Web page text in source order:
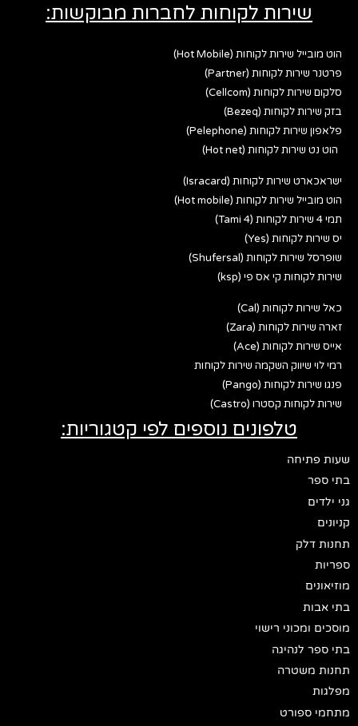
שירות לקוחות לחברות מבוקשות:
הוט מובייל שירות לקוחות (Hot Mobile)
פרטנר שירות לקוחות (Partner)
סלקום שירות לקוחות (Cellcom)
בזק שירות לקוחות (Bezeq)
פלאפון שירות לקוחות (Pelephone)
הוט נט שירות לקוחות (Hot net)
ישראכארט שירות לקוחות (Isracard)
הוט מובייל שירות לקוחות (Hot mobile)
תמי 4 שירות לקוחות (Tami 4)
יס שירות לקוחות (Yes)
שופרסל שירות לקוחות (Shufersal)
שירות לקוחות קי אס פי (ksp)
כאל שירות לקוחות (Cal)
זארה שירות לקוחות (Zara)
אייס שירות לקוחות (Ace)
רמי לוי שיווק השקמה שירות לקוחות
פנגו שירות לקוחות (Pango)
שירות לקוחות קסטרו (Castro)
טלפונים נוספים לפי קטגוריות:
שעות פתיחה
בתי ספר
גני ילדים
קניונים
תחנות דלק
ספריות
מוזיאונים
בתי אבות
מוסכים ומכוני רישוי
בתי ספר לנהיגה
תחנות משטרה
מפלגות
מתחמי ספורט